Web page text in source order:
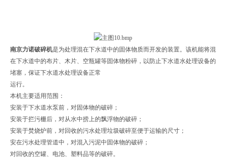
南京力诺破碎机是为处理混在下水道中的固体物质而开发的装置。该机能将混
在下水道中的布片、木片、空瓶罐等固体物粉碎，以防止下水道水处理设备的
堵塞，保证下水道水处理设备正常
运行。
本机主要适用范围：
安装于下水道水泵前，对固体物的破碎；
安装于拦污栅后，对从水中捞上的飘浮物的破碎；
安装于焚烧炉前，对回收的污水处理垃圾破碎至便于运输的尺寸；
安在污水处理管道中，对混入污泥中固体物的破碎；
对回收的空罐、电池、塑料品等的破碎。